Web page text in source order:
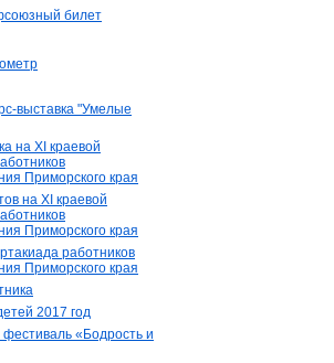
билет
выставка "Умелые
на XI краевой
Приморского края
на XI краевой
Приморского края
работников
Приморского края
2017 год
фестиваль «Бодрость и